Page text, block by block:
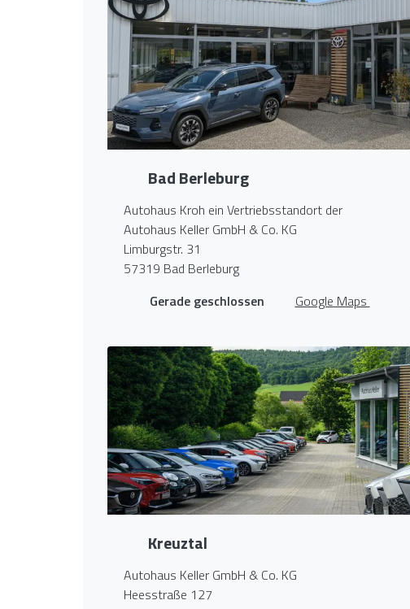
Bad Berleburg
Autohaus Kroh ein Vertriebsstandort der
Autohaus Keller GmbH & Co. KG
Limburgstr. 31
57319 Bad Berleburg
Gerade geschlossen Google Maps
Kreuztal
Autohaus Keller GmbH & Co. KG
Heesstraße 127